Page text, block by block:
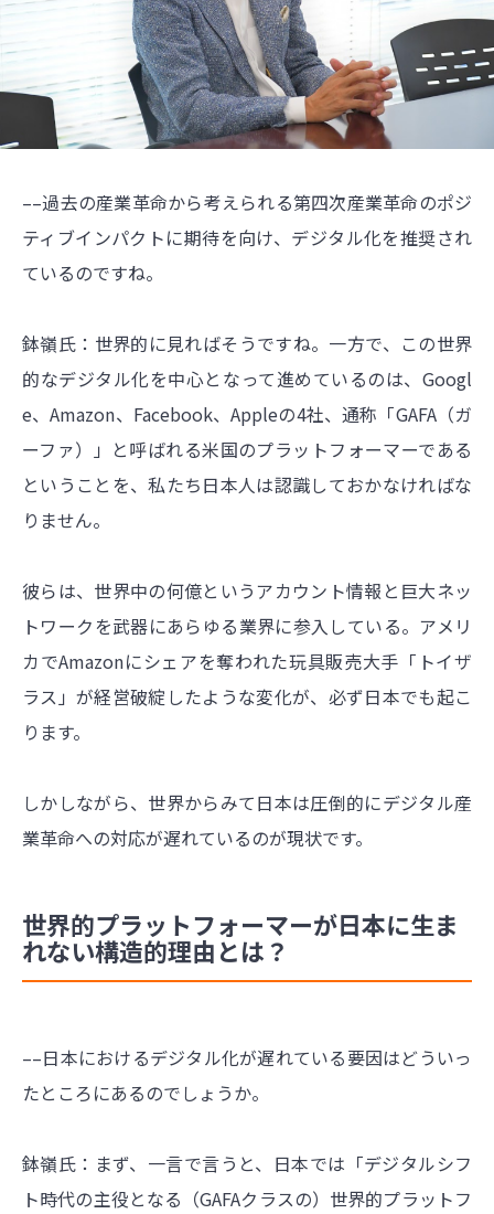
––過去の産業革命から考えられる第四次産業革命のポジ
ティブインパクトに期待を向け、デジタル化を推奨され
ているのですね。
鉢嶺氏：世界的に見ればそうですね。一方で、この世界
的なデジタル化を中心となって進めているのは、Googl
e、Amazon、Facebook、Appleの4社、通称「GAFA（ガ
ーファ）」と呼ばれる米国のプラットフォーマーである
ということを、私たち日本人は認識しておかなければな
りません。
彼らは、世界中の何億というアカウント情報と巨大ネッ
トワークを武器にあらゆる業界に参入している。アメリ
カでAmazonにシェアを奪われた玩具販売大手「トイザ
ラス」が経営破綻したような変化が、必ず日本でも起こ
ります。
しかしながら、世界からみて日本は圧倒的にデジタル産
業革命への対応が遅れているのが現状です。
世界的プラットフォーマーが日本に生ま
れない構造的理由とは？
––日本におけるデジタル化が遅れている要因はどういっ
たところにあるのでしょうか。
鉢嶺氏：まず、一言で言うと、日本では「デジタルシフ
ト時代の主役となる（GAFAクラスの）世界的プラットフ